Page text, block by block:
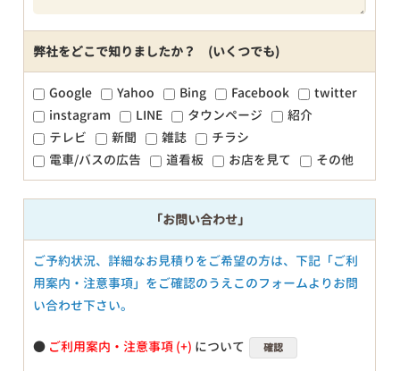
弊社をどこで知りましたか？ (いくつでも)
Google Yahoo Bing Facebook
twitter
instagram
LINE タウンページ
紹介
テレビ
新聞 雑誌
チラシ
電車/バスの広告
道看板 お店を見て その他
「お問い合わせ」
ご予約状況、詳細なお見積りをご希望の方は、下記「ご利
用案内・注意事項」をご確認のうえこのフォームよりお問
い合わせ下さい。
● ご利用案内・注意事項 について 確認